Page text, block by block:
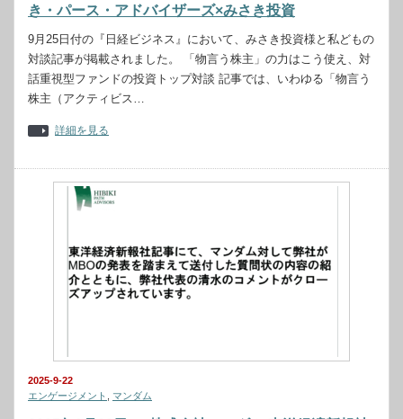
き・パース・アドバイザーズ×みさき投資
9月25日付の『日経ビジネス』において、みさき投資様と私どもの
対談記事が掲載されました。 「物言う株主」の力はこう使え、対
話重視型ファンドの投資トップ対談 記事では、いわゆる「物言う
株主（アクティビス…
詳細を見る
2025-9-22
エンゲージメント
マンダム